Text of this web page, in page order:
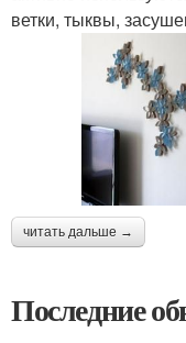
ветки, тыквы,
читать дальше →
Последние